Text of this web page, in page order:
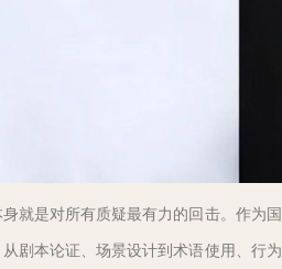
身就是对所有质疑最有力的回击。作
剧本论证、场景设计到术语使用、行